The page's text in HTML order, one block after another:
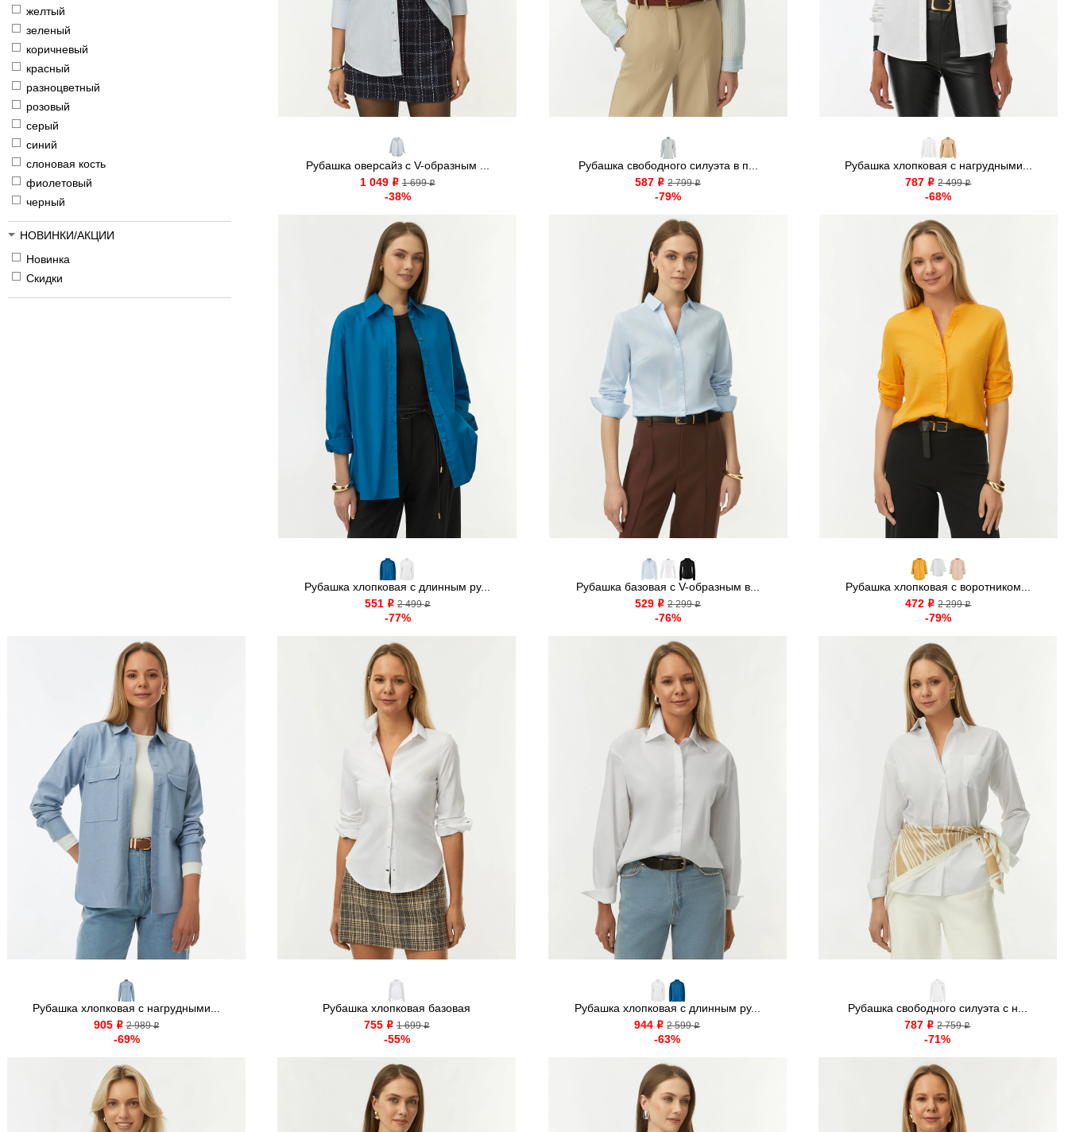
желтый
зеленый
коричневый
красный
разноцветный
розовый
серый
синий
слоновая кость
фиолетовый
черный
НОВИНКИ/АКЦИИ
Новинка
Скидки
Рубашка оверсайз с V-образным ...
1 049 o 1 699o
-38%
Рубашка свободного силуэта в п...
587 o 2 799o
-79%
Рубашка хлопковая с нагрудными...
787 o 2 499o
-68%
Рубашка хлопковая с длинным ру...
551 o 2 499o
-77%
Рубашка базовая с V-образным в...
529 o 2 299o
-76%
Рубашка хлопковая с воротником...
472 o 2 299o
-79%
Рубашка хлопковая с нагрудными...
905 o 2 989o
-69%
Рубашка хлопковая базовая
755 o 1 699o
-55%
Рубашка хлопковая с длинным ру...
944 o 2 599o
-63%
Рубашка свободного силуэта с н...
787 o 2 759o
-71%